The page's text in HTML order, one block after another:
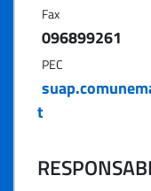
Fax
096899261
PEC
t